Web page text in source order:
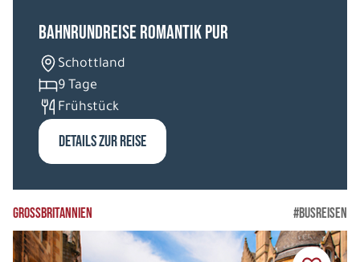
Bahnrundreise Romantik pur
Schottland
9 Tage
Frühstück
DETAILS ZUR REISE
GROSSBRITANNIEN #BUSREISEN